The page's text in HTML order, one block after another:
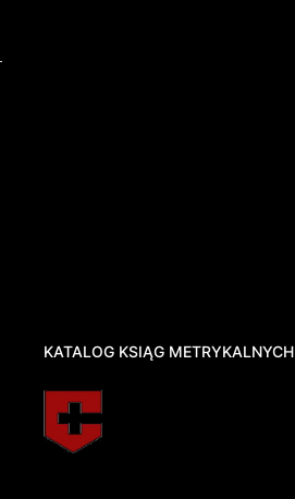
KATALOG KSIĄG METRYKALNYCH